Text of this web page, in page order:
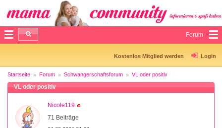
Forum
Kostenlos Mitglied werden Login
Startseite Forum Schwangerschaftsforum VL oder positiv
VL oder positiv
Nicole119
71 Beiträge